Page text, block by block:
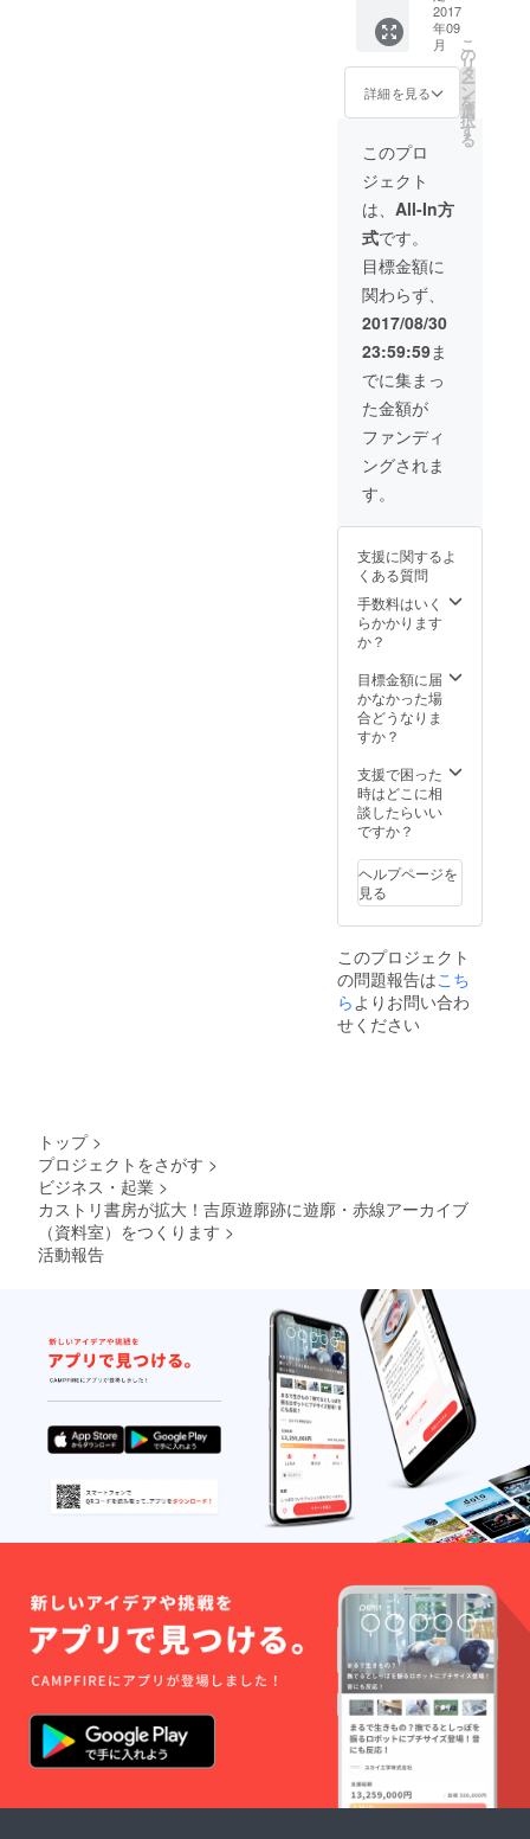
は悲し
い…、
全国を
旅し
廓を探
し、写
真を撮
り、そ
して国
会図書
館へ納
本しま
した。
2016年
9月、カ
ストリ
書房開
店を機
に10万
円（＋
税）で
店頭販
が、今
回のク
ラウド
ディン
グに際
のご支
援を賜
りた
真集に
含まれ
ていな
かった
全国の
遊廓地
真を、
さらに
20点ほ
ど追補
した特
別版を
限定販
入頂き
仕様：
30セン
チ角、
386ペー
ジ+20
ページ
（特別
版）、
デジタ
ルオフ
セット
オリジ
ナルプ
リター
ンであ
る写真
集に加
えて、
その写
真集に
収録さ
れてい
る写真
好きな
す。遊廓跡の探
し方などのコツ
分〜60分） 実施
タイミングは、
ディング終了
後、ご購入の方
とメールなどで
スケジュール調
整したいと思い
ます。
お歯黒ドブ跡な
ど、よく目をこ
らせば、かつて
滓が随所に残っ
ています。全国
回った店主が、
あなたと一緒に
歩いてご案内し
ます。遊廓跡の
探し方などのコ
ツも伝授しま
す。 また昼の時
間帯に合わせる
ことができれ
ば、吉原内もし
くは周辺の隠れ
た名店のランチ
へご案内しま
す。一例とし
て、近在の「ま
すみ寿司」さん
は、先代のご主
人が赤線経営し
ていたお店で
を凝らした造作
で、赤線のカ
フェー建築を思
わせる豆タイル
をあしらったカ
ウンター、さら
に売防法を待た
すみ寿司さん
へ、かつての赤
線業者から送ら
れた贈答品な
館では決して見
ることができな
い色街の歴史の
一部を愛でなが
べましょう。他
にも美味しいお
店が沢山ありま
す。あまり来る
機会がないかも
しれない吉原の
飲食店、この機
会にいかがで
しょう。（ご自
年〜
2014年
の間に
全国300
箇所前
後の遊
赤線
跡、歓
楽街な
どを撮
影記録
した写
真集で
す。 現
在、当
時の建
物はい
や増す
スピー
ドで取
り壊さ
れつつ
ありま
す。今
廓や赤
は残り
得ませ
ん。建
築物の
残せな
くて
も、少
は残す
べきと
考えま
した。
後、100
年後、
私のよ
うに遊
味を持
つ人間
が現れ
たと
き、
い…、
て、遊
廓を探
し、写
真を撮
り、そ
して国
会図書
館へ納
本しま
した。
2016年
9月、カ
ストリ
書房開
に10万
円（＋
税）で
店頭販
売して
います
が、今
回のク
ラウド
ディン
グに際
して皆
2017
年09
月
詳細を見る
こ
の
リ
タ
ー
ン
を
選
択
す
る
このプロ
ジェクト
は、 All-In方
式です。
目標金額に
関わらず、
2017/08/30
23:59:59ま
でに集まっ
た金額が
ファンディ
ングされま
す。
支援に関するよ
くある質問
手数料はいく
らかかります
か？
目標金額に届
かなかった場
合どうなりま
すか？
支援で困った
時はどこに相
談したらいい
ですか？
ヘルプページを
見る
このプロジェクト
の問題報告はこち
らよりお問い合わ
せください
トップ >
プロジェクトをさがす >
ビジネス・起業 >
カストリ書房が拡大！吉原遊廓跡に遊廓・赤線アーカイブ
（資料室）をつくります >
活動報告